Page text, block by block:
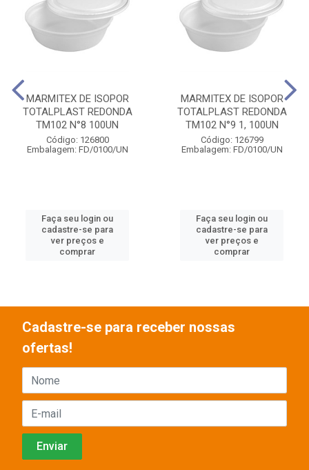
MARMITEX DE ISOPOR
TOTALPLAST REDONDA
TM102 N°8 100UN
Código: 126800
Embalagem: FD/0100/UN
Faça seu login ou
cadastre-se para
ver preços e
comprar
MARMITEX DE ISOPOR
TOTALPLAST REDONDA
TM102 N°9 1, 100UN
Código: 126799
Embalagem: FD/0100/UN
Faça seu login ou
cadastre-se para
ver preços e
comprar
Cadastre-se para receber nossas
ofertas!